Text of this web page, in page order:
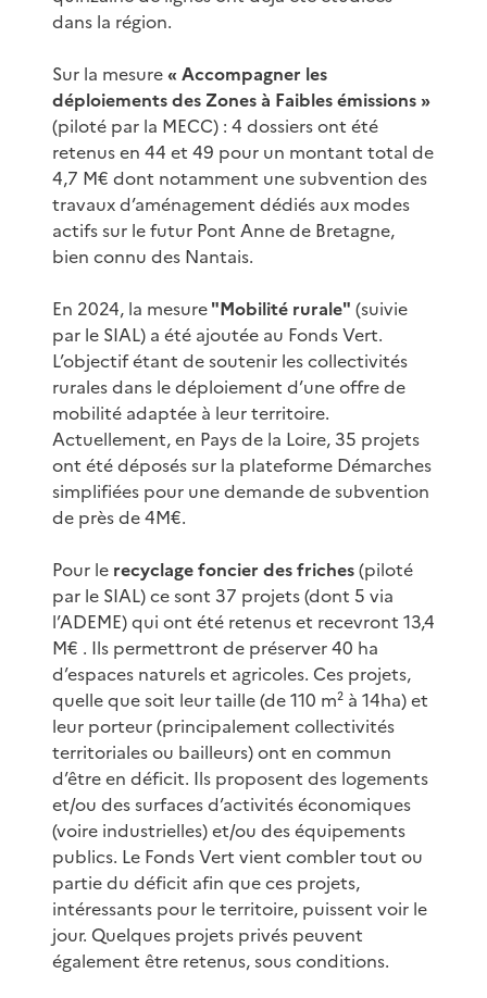
dans la région.
Sur la mesure« Accompagner les
déploiements des Zones à Faibles émissions »
(piloté par la MECC) : 4 dossiers ont été
retenus en 44 et 49 pour un montant total de
4,7 M€ dont notamment une subvention des
travaux d’aménagement dédiés aux modes
actifs sur le futur Pont Anne de Bretagne,
bien connu des Nantais.
En 2024, la mesure"Mobilité rurale" (suivie
par le SIAL) a été ajoutée au Fonds Vert.
L’objectif étant de soutenir les collectivités
rurales dans le déploiement d’une offre de
mobilité adaptée à leur territoire.
Actuellement, en Pays de la Loire, 35 projets
ont été déposés sur la plateforme Démarches
simplifiées pour une demande de subvention
de près de 4M€.
Pour le recyclage foncier des friches(piloté
par le SIAL) ce sont 37 projets (dont 5 via
l’ADEME) qui ont été retenus et recevront 13,4
M€ . Ils permettront de préserver 40 ha
d’espaces naturels et agricoles. Ces projets,
quelle que soit leur taille (de 110 m² à 14ha) et
leur porteur (principalement collectivités
territoriales ou bailleurs) ont en commun
d’être en déficit. Ils proposent des logements
et/ou des surfaces d’activités économiques
(voire industrielles) et/ou des équipements
publics. Le Fonds Vert vient combler tout ou
partie du déficit afin que ces projets,
intéressants pour le territoire, puissent voir le
jour. Quelques projets privés peuvent
également être retenus, sous conditions.